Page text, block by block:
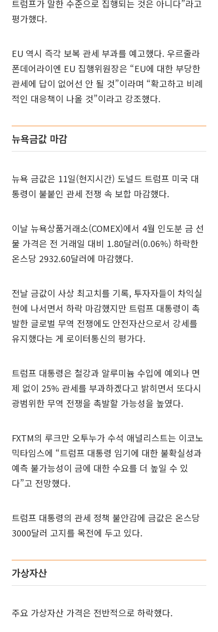
트럼프가 말한 수준으로 집행되는 것은 아니다”라고
평가했다.
EU 역시 즉각 보복 관세 부과를 예고했다. 우르줄라
폰데어라이엔 EU 집행위원장은 “EU에 대한 부당한
관세에 답이 없어선 안 될 것”이라며 “확고하고 비례
적인 대응책이 나올 것”이라고 강조했다.
뉴욕금값 마감
뉴욕 금값은 11일(현지시간) 도널드 트럼프 미국 대
통령이 불붙인 관세 전쟁 속 보합 마감했다.
이날 뉴욕상품거래소(COMEX)에서 4월 인도분 금 선
물 가격은 전 거래일 대비 1.80달러(0.06%) 하락한
온스당 2932.60달러에 마감했다.
전날 금값이 사상 최고치를 기록, 투자자들이 차익실
현에 나서면서 하락 마감했지만 트럼프 대통령이 촉
발한 글로벌 무역 전쟁에도 안전자산으로서 강세를
유지했다는 게 로이터통신의 평가다.
트럼프 대통령은 철강과 알루미늄 수입에 예외나 면
제 없이 25% 관세를 부과하겠다고 밝히면서 또다시
광범위한 무역 전쟁을 촉발할 가능성을 높였다.
FXTM의 루크만 오투누가 수석 애널리스트는 이코노
믹타임스에 “트럼프 대통령 임기에 대한 불확실성과
예측 불가능성이 금에 대한 수요를 더 높일 수 있
다”고 전망했다.
트럼프 대통령의 관세 정책 불안감에 금값은 온스당
3000달러 고지를 목전에 두고 있다.
가상자산
주요 가상자산 가격은 전반적으로 하락했다.